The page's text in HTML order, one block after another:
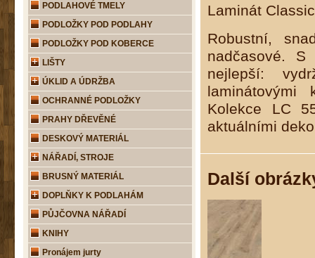
Laminát
Robustní,
nadčasové.
nejlepší:
laminátovými
Kolekce LC
aktuálními
Další
PODLAHOVÉ TMELY
PODLOŽKY POD PODLAHY
PODLOŽKY POD KOBERCE
LIŠTY
ÚKLID A ÚDRŽBA
OCHRANNÉ PODLOŽKY
PRAHY DŘEVĚNÉ
DESKOVÝ MATERIÁL
NÁŘADÍ, STROJE
BRUSNÝ MATERIÁL
DOPLŇKY K PODLAHÁM
PŮJČOVNA NÁŘADÍ
KNIHY
Pronájem jurty